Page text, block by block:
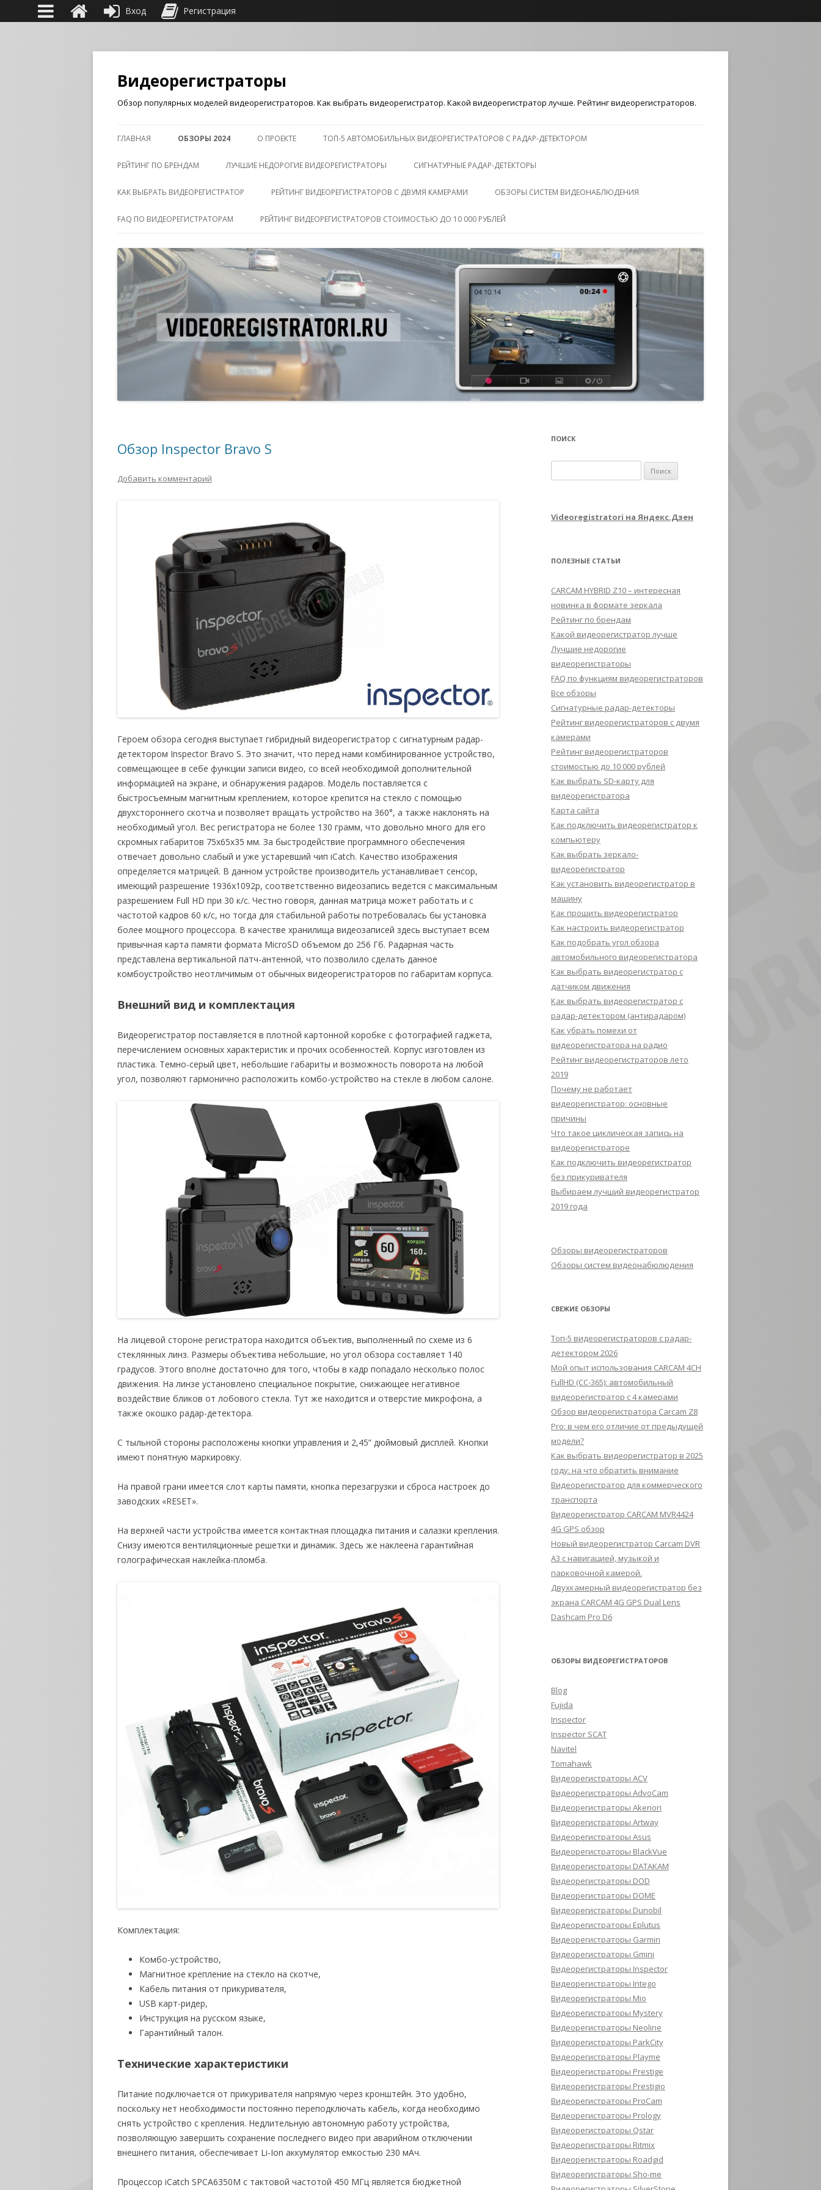
Видеорегистраторы
Обзор популярных моделей видеорегистраторов. Как выбрать видеорегистратор. Какой видеорегистратор лучше. Рейтинг видеорегистраторов.
ГЛАВНАЯ ОБЗОРЫ 2024 О ПРОЕКТЕ ТОП-5 АВТОМОБИЛЬНЫХ ВИДЕОРЕГИСТРАТОРОВ С РАДАР-ДЕТЕКТОРОМ
РЕЙТИНГ ПО БРЕНДАМ ЛУЧШИЕ НЕДОРОГИЕ ВИДЕОРЕГИСТРАТОРЫ СИГНАТУРНЫЕ РАДАР-ДЕТЕКТОРЫ
КАК ВЫБРАТЬ ВИДЕОРЕГИСТРАТОР РЕЙТИНГ ВИДЕОРЕГИСТРАТОРОВ С ДВУМЯ КАМЕРАМИ ОБЗОРЫ СИСТЕМ ВИДЕОНАБЛЮДЕНИЯ
FAQ ПО ВИДЕОРЕГИСТРАТОРАМ РЕЙТИНГ ВИДЕОРЕГИСТРАТОРОВ СТОИМОСТЬЮ ДО 10 000 РУБЛЕЙ
Обзор Inspector Bravo S
Добавить комментарий
Героем обзора сегодня выступает гибридный видеорегистратор с сигнатурным радар-
детектором Inspector Bravo S. Это значит, что перед нами комбинированное устройство,
совмещающее в себе функции записи видео, со всей необходимой дополнительной
информацией на экране, и обнаружения радаров. Модель поставляется с
быстросъемным магнитным креплением, которое крепится на стекло с помощью
двухстороннего скотча и позволяет вращать устройство на 360°, а также наклонять на
необходимый угол. Вес регистратора не более 130 грамм, что довольно много для его
скромных габаритов 75х65х35 мм. За быстродействие программного обеспечения
отвечает довольно слабый и уже устаревший чип iCatch. Качество изображения
определяется матрицей. В данном устройстве производитель устанавливает сенсор,
имеющий разрешение 1936x1092p, соответственно видеозапись ведется с максимальным
разрешением Full HD при 30 к/с. Честно говоря, данная матрица может работать и с
частотой кадров 60 к/с, но тогда для стабильной работы потребовалась бы установка
более мощного процессора. В качестве хранилища видеозаписей здесь выступает всем
привычная карта памяти формата MicroSD объемом до 256 Гб. Радарная часть
представлена вертикальной патч-антенной, что позволило сделать данное
комбоустройство неотличимым от обычных видеорегистраторов по габаритам корпуса.
Внешний вид и комплектация
Видеорегистратор поставляется в плотной картонной коробке с фотографией гаджета,
перечислением основных характеристик и прочих особенностей. Корпус изготовлен из
пластика. Темно-серый цвет, небольшие габариты и возможность поворота на любой
угол, позволяют гармонично расположить комбо-устройство на стекле в любом салоне.
На лицевой стороне регистратора находится объектив, выполненный по схеме из 6
стеклянных линз. Размеры объектива небольшие, но угол обзора составляет 140
градусов. Этого вполне достаточно для того, чтобы в кадр попадало несколько полос
движения. На линзе установлено специальное покрытие, снижающее негативное
воздействие бликов от лобового стекла. Тут же находится и отверстие микрофона, а
также окошко радар-детектора.
С тыльной стороны расположены кнопки управления и 2,45” дюймовый дисплей. Кнопки
имеют понятную маркировку.
На правой грани имеется слот карты памяти, кнопка перезагрузки и сброса настроек до
заводских «RESET».
На верхней части устройства имеется контактная площадка питания и салазки крепления.
Снизу имеются вентиляционные решетки и динамик. Здесь же наклеена гарантийная
голографическая наклейка-пломба.
Комплектация:
Комбо-устройство,
Магнитное крепление на стекло на скотче,
Кабель питания от прикуривателя,
USB карт-ридер,
Инструкция на русском языке,
Гарантийный талон.
Технические характеристики
Питание подключается от прикуривателя напрямую через кронштейн. Это удобно,
поскольку нет необходимости постоянно переподключать кабель, когда необходимо
снять устройство с крепления. Недлительную автономную работу устройства,
позволяющую завершить сохранение последнего видео при аварийном отключении
внешнего питания, обеспечивает Li-Ion аккумулятор емкостью 230 мАч.
Процессор iCatch SPCA6350M с тактовой частотой 450 МГц является бюджетной
ПОИСК
Videoregistratori на Яндекс.Дзен
ПОЛЕЗНЫЕ СТАТЬИ
CARCAM HYBRID Z10 – интересная
новинка в формате зеркала
Рейтинг по брендам
Какой видеорегистратор лучше
Лучшие недорогие
видеорегистраторы
FAQ по функциям видеорегистраторов
Все обзоры
Сигнатурные радар-детекторы
Рейтинг видеорегистраторов с двумя
камерами
Рейтинг видеорегистраторов
стоимостью до 10 000 рублей
Как выбрать SD-карту для
видеорегистратора
Карта сайта
Как подключить видеорегистратор к
компьютеру
Как выбрать зеркало-
видеорегистратор
Как установить видеорегистратор в
машину
Как прошить видеорегистратор
Как настроить видеорегистратор
Как подобрать угол обзора
автомобильного видеорегистратора
Как выбрать видеорегистратор с
датчиком движения
Как выбрать видеорегистратор с
радар-детектором (антирадаром)
Как убрать помехи от
видеорегистратора на радио
Рейтинг видеорегистраторов лето
2019
Почему не работает
видеорегистратор: основные
причины
Что такое циклическая запись на
видеорегистраторе
Как подключить видеорегистратор
без прикуривателя
Выбираем лучший видеорегистратор
2019 года
Обзоры видеорегистраторов
Обзоры систем видеонабюлюдения
СВЕЖИЕ ОБЗОРЫ
Топ-5 видеорегистраторов с радар-
детектором 2026
Мой опыт использования CARCAM 4CH
FullHD (CC-365): автомобильный
видеорегистратор с 4 камерами
Обзор видеорегистратора Carcam Z8
Pro: в чем его отличие от предыдущей
модели?
Как выбрать видеорегистратор в 2025
году: на что обратить внимание
Видеорегистратор для коммерческого
транспорта
Видеорегистратор CARCAM MVR4424
4G GPS обзор
Новый видеорегистратор Carcam DVR
A3 с навигацией, музыкой и
парковочной камерой.
Двухкамерный видеорегистратор без
экрана CARCAM 4G GPS Dual Lens
Dashcam Pro D6
ОБЗОРЫ ВИДЕОРЕГИСТРАТОРОВ
Blog
Fujida
Inspector
Inspector SCAT
Navitel
Tomahawk
Видеорегистраторы ACV
Видеорегистраторы AdvoCam
Видеорегистраторы Akenori
Видеорегистраторы Artway
Видеорегистраторы Asus
Видеорегистраторы BlackVue
Видеорегистраторы DATAKAM
Видеорегистраторы DOD
Видеорегистраторы DOME
Видеорегистраторы Dunobil
Видеорегистраторы Eplutus
Видеорегистраторы Garmin
Видеорегистраторы Gmini
Видеорегистраторы Inspector
Видеорегистраторы Intego
Видеорегистраторы Mio
Видеорегистраторы Mystery
Видеорегистраторы Neoline
Видеорегистраторы ParkCity
Видеорегистраторы Playme
Видеорегистраторы Prestige
Видеорегистраторы Prestigio
Видеорегистраторы ProCam
Видеорегистраторы Prology
Видеорегистраторы Qstar
Видеорегистраторы Ritmix
Видеорегистраторы Roadgid
Видеорегистраторы Sho-me
Вход Регистрация